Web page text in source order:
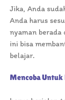
Jika, Anda
Anda harus
nyaman
ini bisa
belajar.
Mencoba Untuk